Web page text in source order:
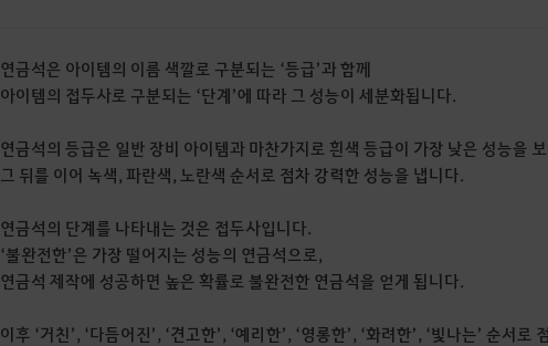
연금석은 아이템의 이름 색깔로 구분되는 ‘등급’과 함께
아이템의 접두사로 구분되는 ‘단계’에 따라 그 성능이 세분화됩니다.
연금석의 등급은 일반 장비 아이템과 마찬가지로 흰색 등급이 가장 낮은 성능을
그 뒤를 이어 녹색, 파란색, 노란색 순서로 점차 강력한 성능을 냅니다.
연금석의 단계를 나타내는 것은 접두사입니다.
‘불완전한’은 가장 떨어지는 성능의 연금석으로,
연금석 제작에 성공하면 높은 확률로 불완전한 연금석을 얻게 됩니다.
이후 ‘거친’, ‘다듬어진’, ‘견고한’, ‘예리한’, ‘영롱한’, ‘화려한’, ‘빛나는’ 순서